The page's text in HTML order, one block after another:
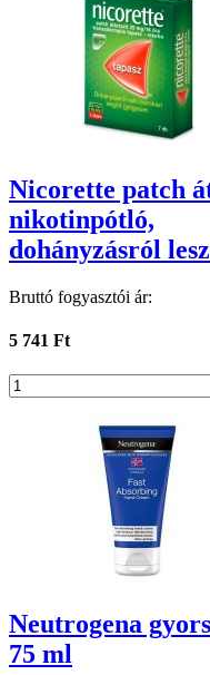
Nicorette patch
nikotinpótló,
dohányzásról
Bruttó fogyasztói ár:
5 741 Ft
Neutrogena
75 ml